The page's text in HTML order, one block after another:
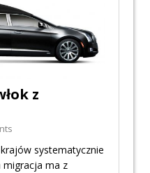
z
systematycznie
migracja ma z